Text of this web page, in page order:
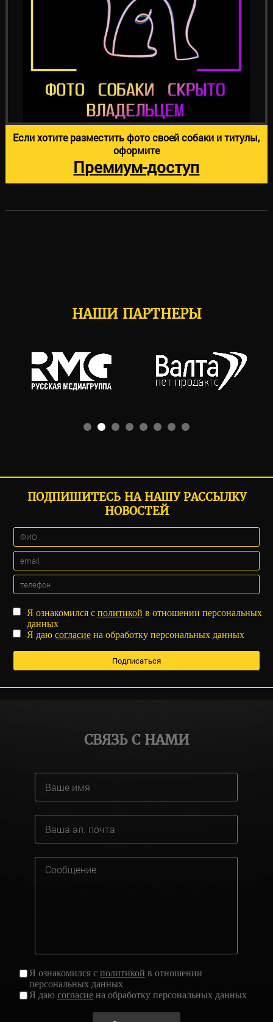
Если хотите разместить фото своей собаки и титулы,
оформите
Премиум-доступ
НАШИ ПАРТНЕРЫ
ПОДПИШИТЕСЬ НА НАШУ РАССЫЛКУ
НОВОСТЕЙ
Я ознакомился сполитикой в отношении персональных
данных
Я даюсогласие на обработку персональных данных
СВЯЗЬ С НАМИ
Я ознакомился сполитикой в отношении
персональных данных
Я даюсогласие на обработку персональных данных